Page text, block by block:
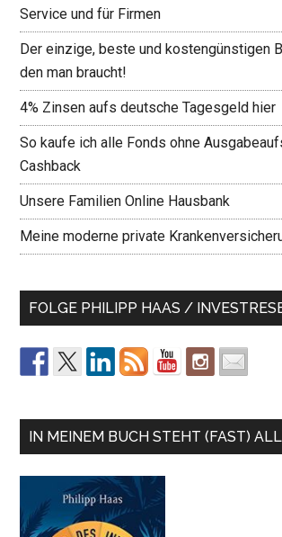
Service und für Firmen
Der einzige, beste und kostengünstigen
den man braucht!
4% Zinsen aufs deutsche Tagesgeld hier
So kaufe ich alle Fonds ohne
Cashback
Unsere Familien Online Hausbank
Meine moderne private
FOLGE PHILIPP HAAS /
IN MEINEM BUCH STEHT (FAST)